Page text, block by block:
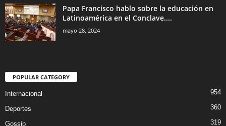
Papa Francisco hablo sobre la educación en
Latinoamérica en el Conclave....
mayo 28, 2024
POPULAR CATEGORY
Internacional 954
Deportes 360
Gossip 319